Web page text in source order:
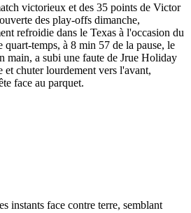
victorieux et des 35 points de Victor
des play-offs dimanche,
refroidie dans le Texas à l'occasion du
quart-temps, à 8 min 57 de la pause, le
main, a subi une faute de Jrue Holiday
chuter lourdement vers l'avant,
face au parquet.
instants face contre terre, semblant